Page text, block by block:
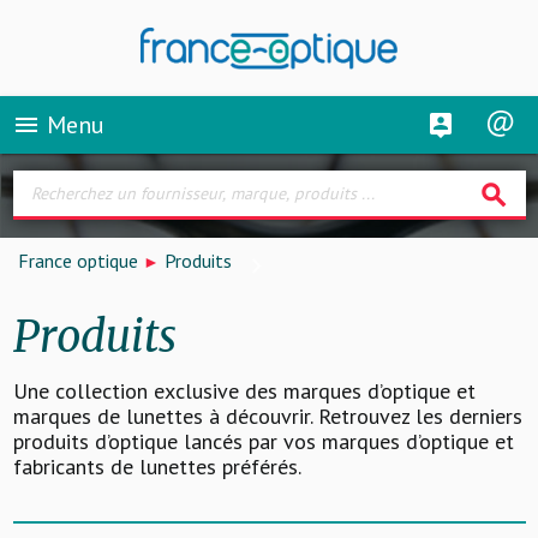
menu Menu
search
France optique Produits
Produits
Une collection exclusive des marques d’optique et
marques de lunettes à découvrir. Retrouvez les derniers
produits d’optique lancés par vos marques d’optique et
fabricants de lunettes préférés.